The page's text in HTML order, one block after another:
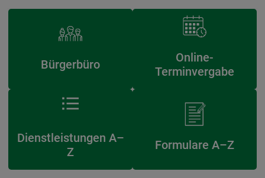
Bürgerbüro
Online-
Terminvergabe
Dienstleistungen A–
Z
Formulare A–Z